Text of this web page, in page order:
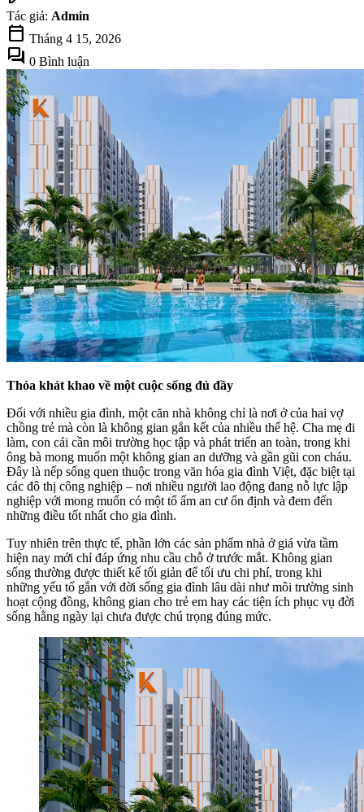
Tác giả: Admin
calendar_today Tháng 4 15, 2026
forum 0 Bình luận
Thỏa khát khao về một cuộc sống đủ đầy
Đối với nhiều gia đình, một căn nhà không chỉ là nơi ở của hai vợ
chồng trẻ mà còn là không gian gắn kết của nhiều thế hệ. Cha mẹ đi
làm, con cái cần môi trường học tập và phát triển an toàn, trong khi
ông bà mong muốn một không gian an dưỡng và gần gũi con cháu.
Đây là nếp sống quen thuộc trong văn hóa gia đình Việt, đặc biệt tại
các đô thị công nghiệp – nơi nhiều người lao động đang nỗ lực lập
nghiệp với mong muốn có một tổ ấm an cư ổn định và đem đến
những điều tốt nhất cho gia đình.
Tuy nhiên trên thực tế, phần lớn các sản phẩm nhà ở giá vừa tầm
hiện nay mới chỉ đáp ứng nhu cầu chỗ ở trước mắt. Không gian
sống thường được thiết kế tối giản để tối ưu chi phí, trong khi
những yếu tố gắn với đời sống gia đình lâu dài như môi trường sinh
hoạt cộng đồng, không gian cho trẻ em hay các tiện ích phục vụ đời
sống hằng ngày lại chưa được chú trọng đúng mức.